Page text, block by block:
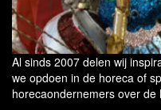
Al sinds 2007 delen wij
we opdoen in de horeca of
horecaondernemers over de